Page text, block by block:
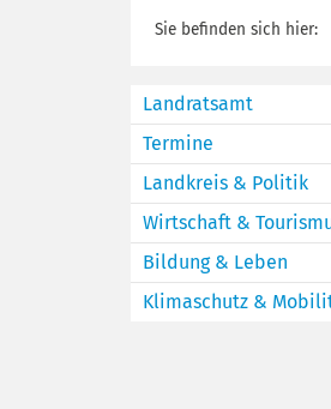
Sie befinden sich hier:
Landratsamt
Termine
Landkreis & Politik
Wirtschaft &
Bildung & Leben
Klimaschutz &